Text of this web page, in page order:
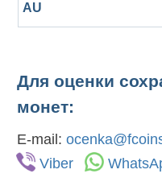
AU
Для оценки
монет:
E-mail:
Viber